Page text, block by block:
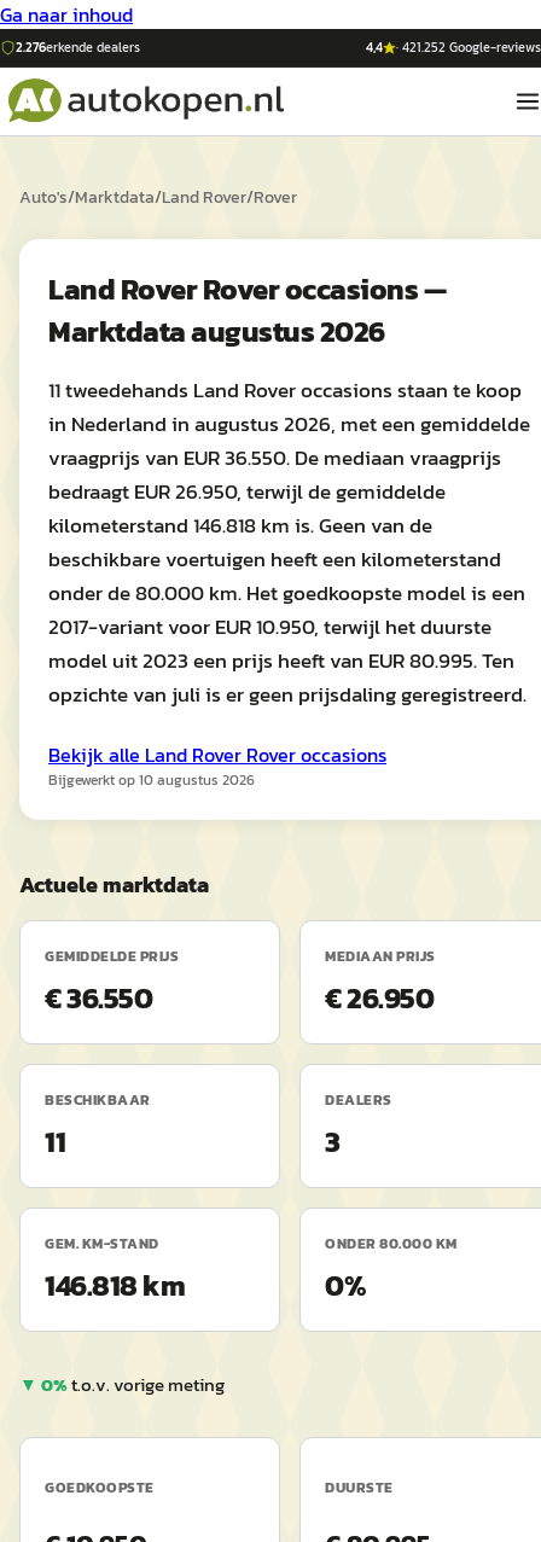
Ga naar inhoud
2.276erkende dealers 4,4 ·421.252Google-reviews
Auto's/Marktdata/Land Rover/Rover
Land Rover Rover occasions —
Marktdata augustus 2026
11 tweedehands Land Rover occasions staan te koop
in Nederland in augustus 2026, met een gemiddelde
vraagprijs van EUR 36.550. De mediaan vraagprijs
bedraagt EUR 26.950, terwijl de gemiddelde
kilometerstand 146.818 km is. Geen van de
beschikbare voertuigen heeft een kilometerstand
onder de 80.000 km. Het goedkoopste model is een
2017-variant voor EUR 10.950, terwijl het duurste
model uit 2023 een prijs heeft van EUR 80.995. Ten
opzichte van juli is er geen prijsdaling geregistreerd.
Bekijk alle Land Rover Roveroccasions
Bijgewerkt op10 augustus 2026
Actuele marktdata
GEMIDDELDE PRIJS
€ 36.550
MEDIAAN PRIJS
€ 26.950
BESCHIKBAAR
11
DEALERS
3
GEM. KM-STAND
146.818 km
ONDER 80.000 KM
0%
▼ 0%t.o.v. vorige meting
GOEDKOOPSTE DUURSTE